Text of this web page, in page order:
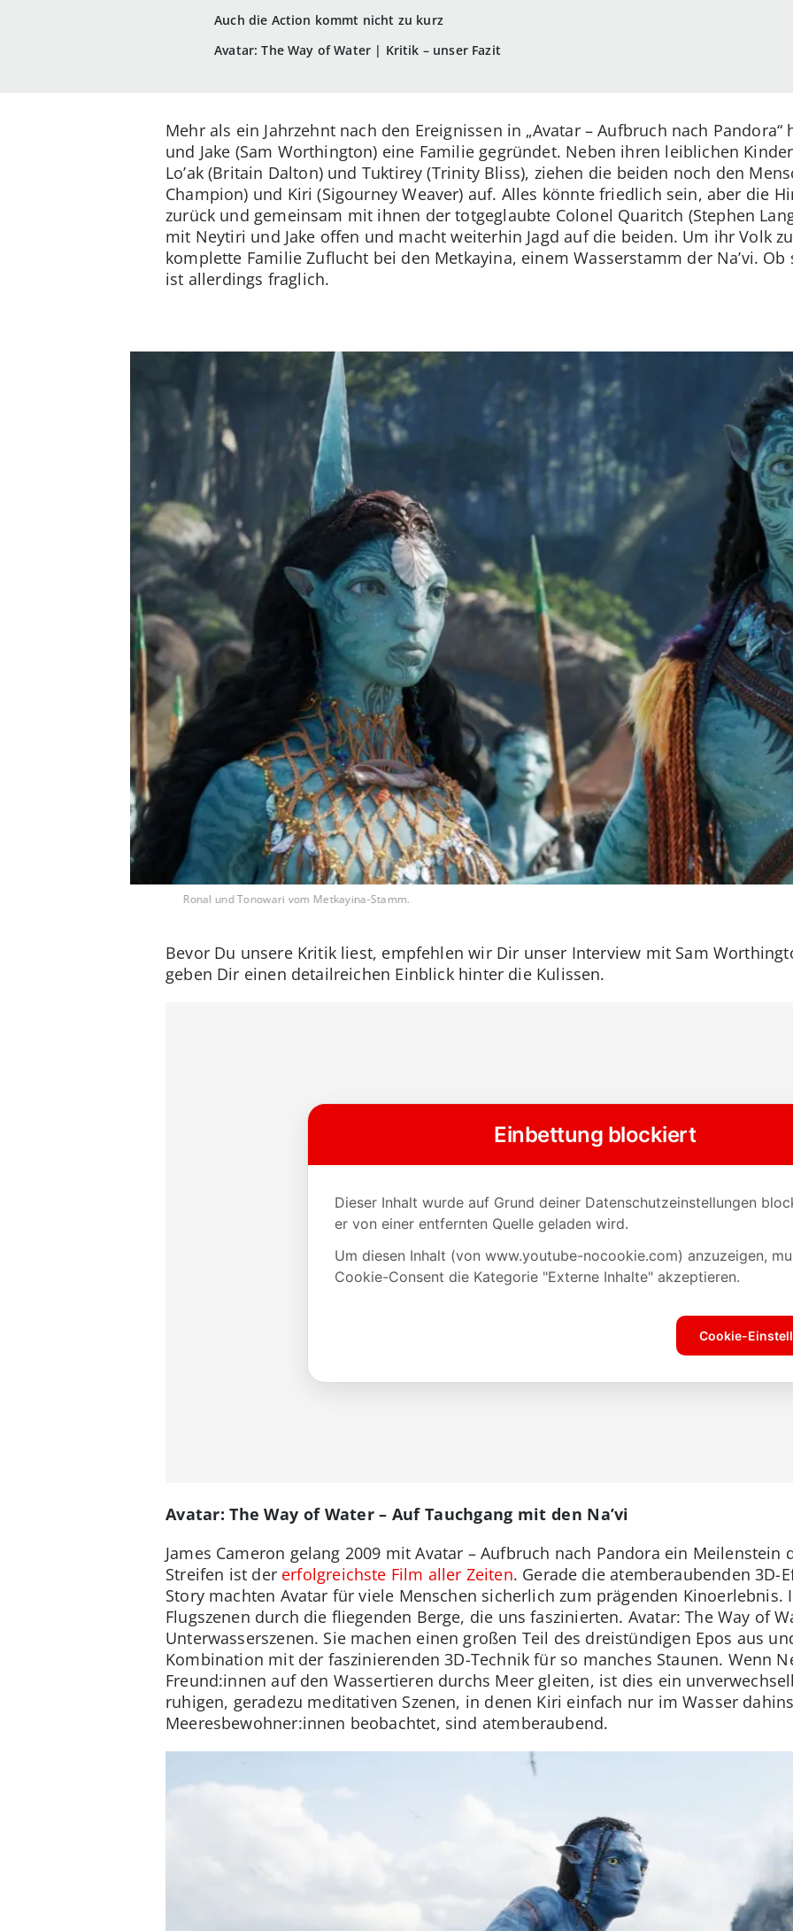
Auch die Action kommt nicht zu kurz
Avatar: The Way of Water | Kritik – unser Fazit
Mehr als ein Jahrzehnt nach den Ereignissen in „Avatar – Aufbruch nach Pandora“
und Jake (Sam Worthington) eine Familie gegründet. Neben ihren leiblichen
Lo’ak (Britain Dalton) und Tuktirey (Trinity Bliss), ziehen die beiden noch den
Champion) und Kiri (Sigourney Weaver) auf. Alles könnte friedlich sein, aber die
zurück und gemeinsam mit ihnen der totgeglaubte Colonel Quaritch (Stephen
mit Neytiri und Jake offen und macht weiterhin Jagd auf die beiden. Um ihr Volk
komplette Familie Zuflucht bei den Metkayina, einem Wasserstamm der Na’vi.
ist allerdings fraglich.
Ronal und Tonowari vom Metkayina-Stamm.
Bevor Du unsere Kritik liest, empfehlen wir Dir unser Interview mit Sam
geben Dir einen detailreichen Einblick hinter die Kulissen.
Avatar: The Way of Water – Auf Tauchgang mit den Na’vi
James Cameron gelang 2009 mit Avatar – Aufbruch nach Pandora ein Meilenstein
Streifen ist der erfolgreichste Film aller Zeiten. Gerade die atemberaubenden 3D-
Story machten Avatar für viele Menschen sicherlich zum prägenden Kinoerlebnis.
Flugszenen durch die fliegenden Berge, die uns faszinierten. Avatar: The Way of
Unterwasserszenen. Sie machen einen großen Teil des dreistündigen Epos aus
Kombination mit der faszinierenden 3D-Technik für so manches Staunen. Wenn
Freund:innen auf den Wassertieren durchs Meer gleiten, ist dies ein
ruhigen, geradezu meditativen Szenen, in denen Kiri einfach nur im Wasser
Meeresbewohner:innen beobachtet, sind atemberaubend.